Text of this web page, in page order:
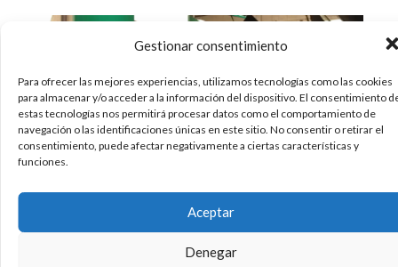
Gestionar consentimiento
Para ofrecer las mejores experiencias, utilizamos tecnologías como las cookies
para almacenar y/o acceder a la información del dispositivo. El consentimiento
estas tecnologías nos permitirá procesar datos como el comportamiento de
navegación o las identificaciones únicas en este sitio. No consentir o retirar el
consentimiento, puede afectar negativamente a ciertas características y
funciones.
Aceptar
Denegar
Para ver lo fácil que nos engañan, con las series
que vemos… Aunque parezca muy fácil, tienen